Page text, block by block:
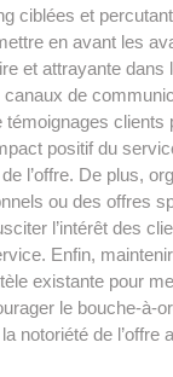
ciblées et
en avant les
et attrayante dans
de
témoignages clients
positif du
l’offre. De plus,
ou des offres
l’intérêt des
Enfin,
existante pour
le bouche-à-
notoriété de l’offre